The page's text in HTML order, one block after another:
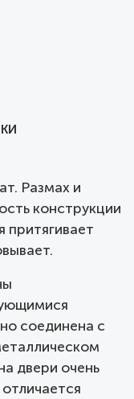
Размах и
конструкции
притягивает
соединена с
двери очень